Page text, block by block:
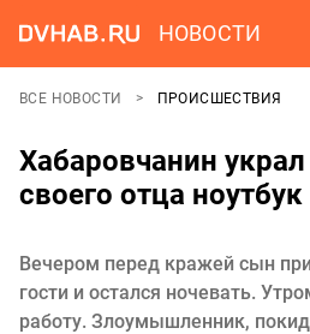
НОВОСТИ
ВСЕ НОВОСТИ ПРОИСШЕСТВИЯ
Хабаровчанин
своего отца ноутбук
Вечером перед кражей сын
гости и остался ночевать.
работу. Злоумышленник,